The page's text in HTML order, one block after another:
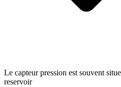
Le capteur pression est souvent
reservoir